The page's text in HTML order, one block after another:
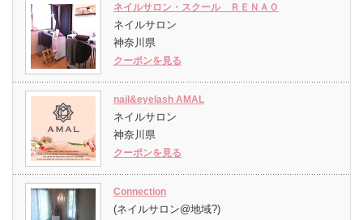
ネイルサロン・スクール ＲＥＮＡＯ
ネイルサロン
神奈川県
クーポンを見る
nail&eyelash AMAL
ネイルサロン
神奈川県
クーポンを見る
Connection
(ネイルサロン@地域?)